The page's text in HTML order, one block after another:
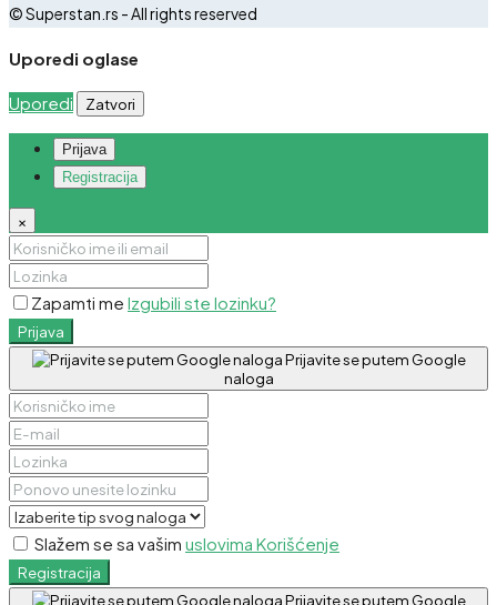
© Superstan.rs - All rights reserved
Uporedi oglase
Uporedi Zatvori
Prijava
Registracija
×
Zapamti me Izgubili ste lozinku?
Prijava
Prijavite se putem Google
naloga
Slažem se sa vašim uslovima Korišćenje
Registracija
Prijavite se putem Google